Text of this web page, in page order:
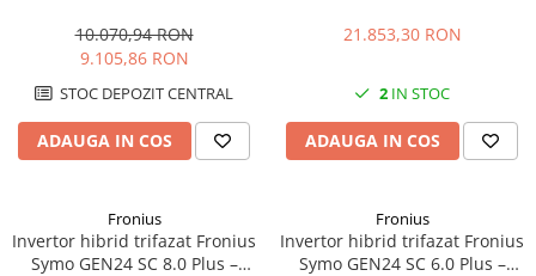
Scalabilă
10.070,94 RON
9.105,86 RON
STOC DEPOZIT CENTRAL
ADAUGA IN COS
98.3%
21.853,30 RON
2 IN STOC
ADAUGA IN COS
Fronius
Invertor hibrid trifazat Fronius
Symo GEN24 SC 8.0 Plus –
Fronius
Invertor hibrid trifazat Fronius
Symo GEN24 SC 6.0 Plus –